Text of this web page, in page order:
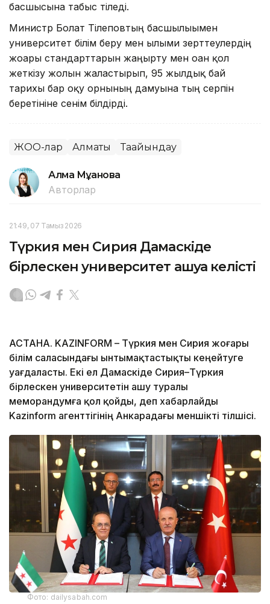
басшысына табыс тіледі.
Министр Болат Тілеповтың басшылығымен
университет білім беру мен ғылыми зерттеулердің
жоғары стандарттарын жаңғырту мен оған қол
жеткізу жолын жалғастырып, 95 жылдық бай
тарихы бар оқу орнының дамуына тың серпін
беретініне сенім білдірді.
ЖОО-лар Алматы Тағайындау
Алма Мұқанова
Авторлар
21:49, 07 Тамыз 2026
Түркия мен Сирия Дамаскіде
бірлескен университет ашуға келісті
АСТАНА. KAZINFORM – Түркия мен Сирия жоғары
білім саласындағы ынтымақтастықты кеңейтуге
уағдаласты. Екі ел Дамаскіде Сирия–Түркия
бірлескен университетін ашу туралы
меморандумға қол қойды, деп хабарлайды
Kazinform агенттігінің Анкарадағы меншікті тілшісі.
Фото: dailysabah.com